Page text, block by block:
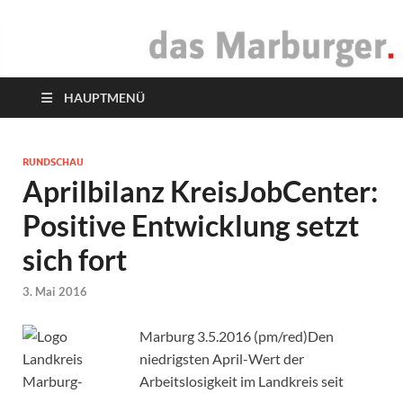
das Marburger.
HAUPTMENÜ
RUNDSCHAU
Aprilbilanz KreisJobCenter:
Positive Entwicklung setzt
sich fort
3. Mai 2016
Marburg 3.5.2016 (pm/red)Den
niedrigsten April-Wert der
Arbeitslosigkeit im Landkreis seit